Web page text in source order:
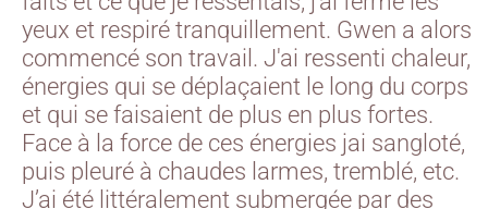
yeux et respiré tranquillement. Gwen a alors
commencé son travail. J'ai ressenti chaleur,
énergies qui se déplaçaient le long du corps
et qui se faisaient de plus en plus fortes.
Face à la force de ces énergies jai sangloté,
puis pleuré à chaudes larmes, tremblé, etc.
J’ai été littéralement submergée par des